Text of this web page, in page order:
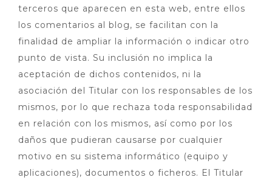
terceros que aparecen en esta web, entre ellos
los comentarios al blog, se facilitan con la
finalidad de ampliar la información o indicar otro
punto de vista. Su inclusión no implica la
aceptación de dichos contenidos, ni la
asociación del Titular con los responsables de los
mismos, por lo que rechaza toda responsabilidad
en relación con los mismos, así como por los
daños que pudieran causarse por cualquier
motivo en su sistema informático (equipo y
aplicaciones), documentos o ficheros. El Titular